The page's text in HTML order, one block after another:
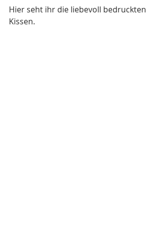
Hier seht ihr die liebevoll bedruckten
Kissen.